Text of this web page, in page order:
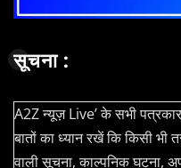
सूचना :
A2Z न्यूज़ Live’ के सभी
बातों का ध्यान रखें कि किसी भी
वाली सूचना, काल्पनिक घटना,